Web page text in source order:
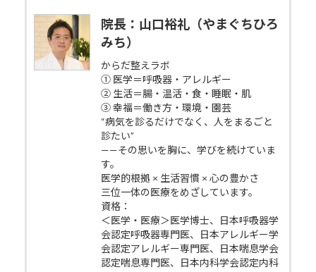
院長：山口裕礼（やまぐちひろ
みち）
からだ整えラボ
① 医学＝呼吸器・アレルギー
② 生活＝腸・温活・食・睡眠・肌
③ 幸福＝働き方・環境・園芸
“病気を診るだけでなく、人をまるごと
診たい”
——その思いを胸に、学びを続けていま
す。
医学的根拠 × 生活習慣 × 心の豊かさ
三位一体の医療をめざしています。
資格：
＜医学・医療＞医学博士、日本呼吸器学
会認定呼吸器専門医、日本アレルギー学
会認定アレルギー専門医、日本喘息学会
認定喘息専門医、日本内科学会認定内科